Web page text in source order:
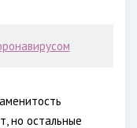
но остальные